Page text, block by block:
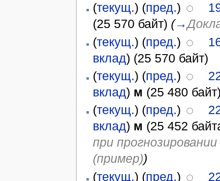
(текущ.) (пред.)
(25 570 байт) (→
(текущ.) (пред.)
вклад) (25 570 байт)
(текущ.) (пред.)
вклад) м (25 480
(текущ.) (пред.)
вклад) м (25 452
при
(пример))
(текущ.) (пред.)